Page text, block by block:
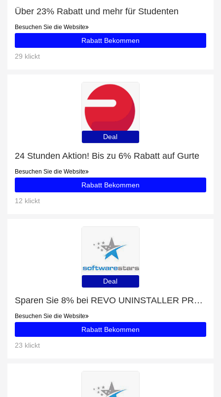
Über 23% Rabatt und mehr für Studenten
Besuchen Sie die Website
Rabatt Bekommen
29 klickt
Deal
24 Stunden Aktion! Bis zu 6% Rabatt auf Gurte
Besuchen Sie die Website
Rabatt Bekommen
12 klickt
Deal
Sparen Sie 8% bei REVO UNINSTALLER PRO 4
Besuchen Sie die Website
Rabatt Bekommen
23 klickt